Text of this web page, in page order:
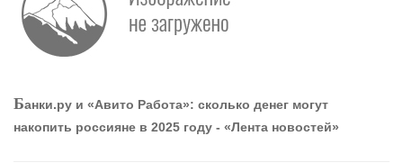
привлечь и удержать персонал - «Интервью»
Банки.ру и «Авито Работа»: сколько денег могут
накопить россияне в 2025 году - «Лента новостей»